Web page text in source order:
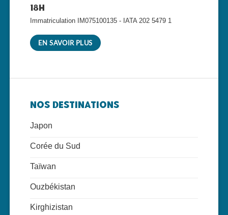
18h
Immatriculation IM075100135 - IATA 202 5479 1
EN SAVOIR PLUS
Nos Destinations
Japon
Corée du Sud
Taïwan
Ouzbékistan
Kirghizistan